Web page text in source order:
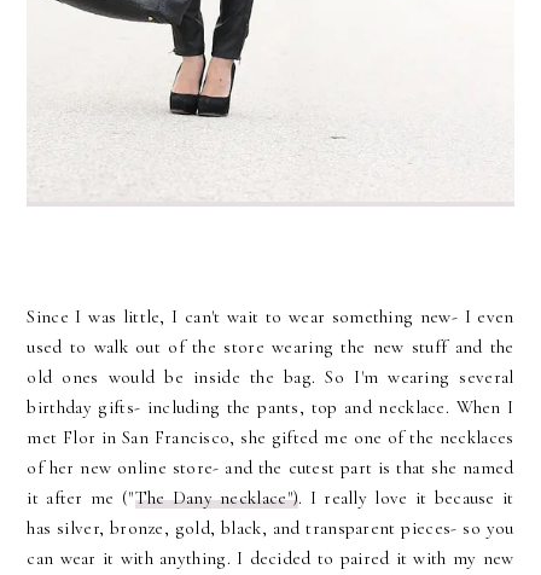
Since I was little, I can't wait to wear something new- I even
used to walk out of the store wearing the new stuff and the
old ones would be inside the bag. So I'm wearing several
birthday gifts- including the pants, top and necklace. When I
met Flor in San Francisco, she gifted me one of the necklaces
of her new online store- and the cutest part is that she named
it after me ("The Dany necklace"). I really love it because it
has silver, bronze, gold, black, and transparent pieces- so you
can wear it with anything. I decided to paired it with my new